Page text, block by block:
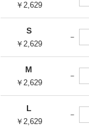
￥2,629
S
￥2,629
M
￥2,629
L
￥2,629